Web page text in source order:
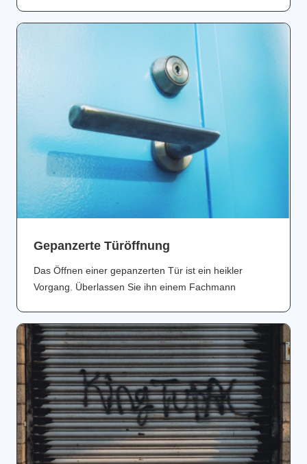
Gepanzerte Türöffnung
Das Öffnen einer gepanzerten Tür ist ein heikler
Vorgang. Überlassen Sie ihn einem Fachmann